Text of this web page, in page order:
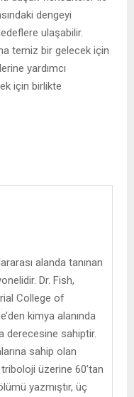
dengeyi
ulaşabilir.
temiz bir gelecek için
yardımcı
için birlikte
alanda tanınan
Dr. Fish,
College of
kimya alanında
derecesine sahiptir.
sahip olan
triboloji üzerine 60’tan
yazmıştır, üç